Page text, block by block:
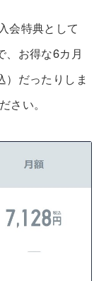
会特典として
、お得な6カ月
だったりしま
さい。